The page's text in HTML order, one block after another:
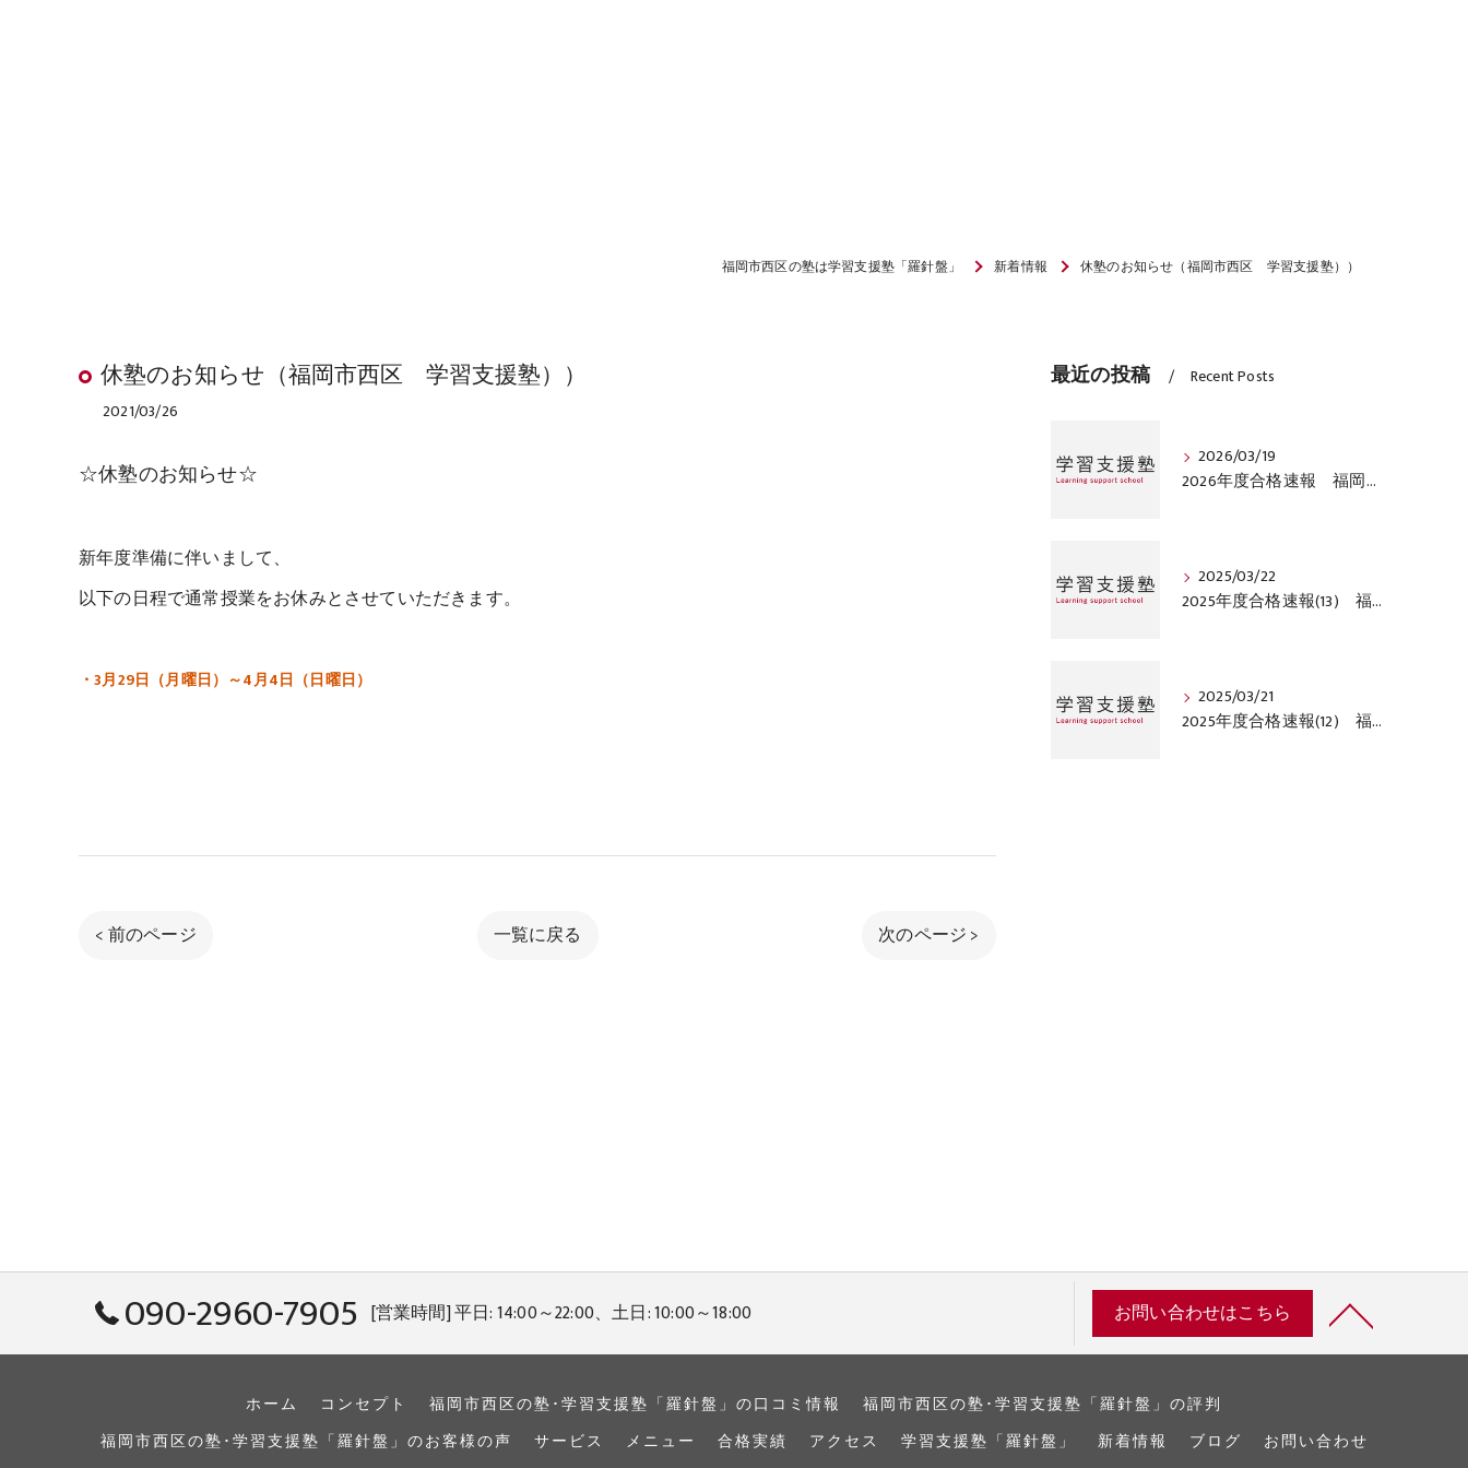
福岡市西区の塾は学習支援塾「羅針盤」 新着情報 休塾のお知らせ（福岡市西区 学習支援塾））
休塾のお知らせ（福岡市西区 学習支援塾））
2021/03/26
☆休塾のお知らせ☆
新年度準備に伴いまして、
以下の日程で通常授業をお休みとさせていただきます。
・3月29日（月曜日）～4月4日（日曜日）
< 前のページ 一覧に戻る 次のページ >
最近の投稿 Recent Posts
2026/03/19
2026年度合格速報 福岡市西区学習支援塾
2025/03/22
2025年度合格速報(13) 福岡市西区学習支援塾
2025/03/21
2025年度合格速報(12) 福岡市西区学習支援塾
090-2960-7905 [営業時間] 平日: 14:00～22:00、土日: 10:00～18:00 お問い合わせはこちら
ホーム コンセプト 福岡市西区の塾･学習支援塾「羅針盤」の口コミ情報
福岡市西区の塾･学習支援塾「羅針盤」の評判
福岡市西区の塾･学習支援塾「羅針盤」のお客様の声
サービス メニュー 合格実績 アクセス 学習支援塾「羅針盤」 新着情報 ブログ
お問い合わせ